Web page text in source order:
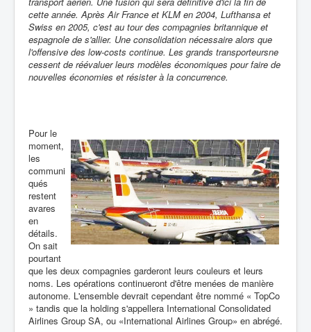
cette année. Après Air France et KLM en 2004, Lufthansa et
Swiss en 2005, c'est au tour des compagnies britannique et
espagnole de s'allier. Une consolidation nécessaire alors que
l'offensive des low-costs continue. Les grands transporteursne
cessent de réévaluer leurs modèles économiques pour faire de
nouvelles économies et résister à la concurrence.
Pour le
moment,
les
communi
qués
restent
avares
en
détails.
On sait
pourtant
que les deux compagnies garderont leurs couleurs et leurs
noms. Les opérations continueront d'être menées de manière
autonome. L'ensemble devrait cependant être nommé « TopCo
» tandis que la holding s'appellera International Consolidated
Airlines Group SA, ou «International Airlines Group» en abrégé.